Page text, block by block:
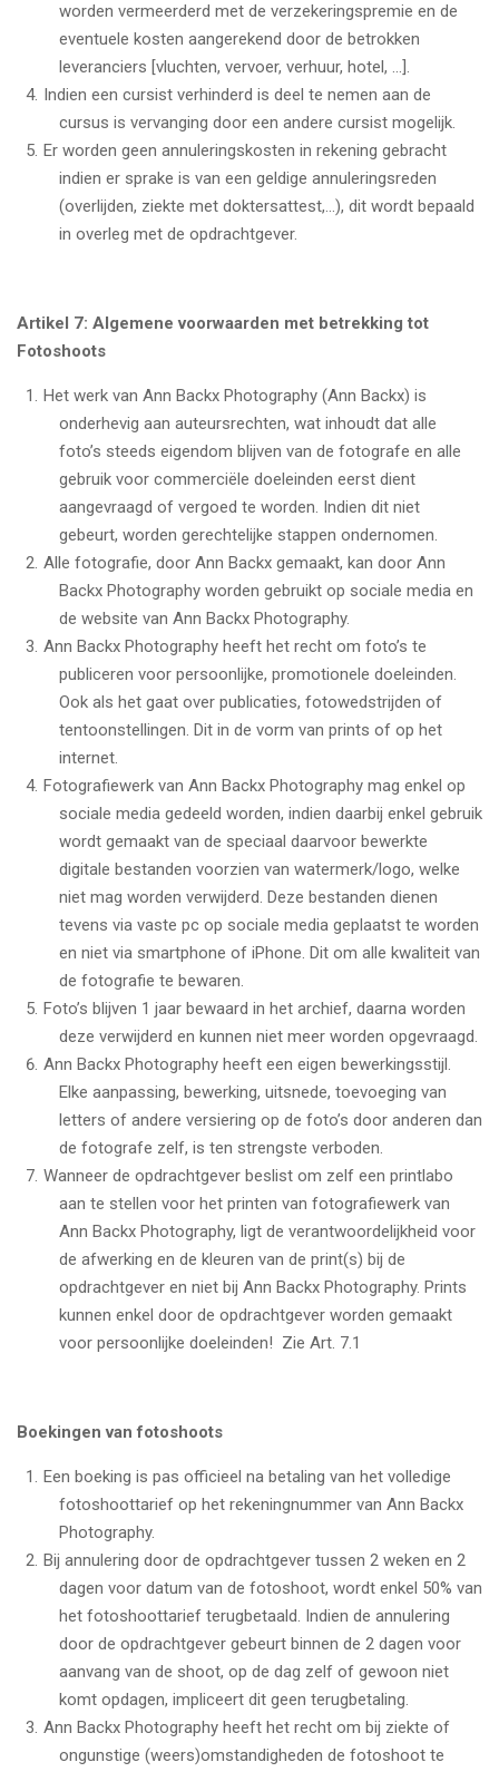
worden vermeerderd met de verzekeringspremie en de
eventuele kosten aangerekend door de betrokken
leveranciers [vluchten, vervoer, verhuur, hotel, …].
Indien een cursist verhinderd is deel te nemen aan de
cursus is vervanging door een andere cursist mogelijk.
Er worden geen annuleringskosten in rekening gebracht
indien er sprake is van een geldige annuleringsreden
(overlijden, ziekte met doktersattest,...), dit wordt bepaald
in overleg met de opdrachtgever.
Artikel 7: Algemene voorwaarden met betrekking tot
Fotoshoots
Het werk van Ann Backx Photography (Ann Backx) is
onderhevig aan auteursrechten, wat inhoudt dat alle
foto’s steeds eigendom blijven van de fotografe en alle
gebruik voor commerciële doeleinden eerst dient
aangevraagd of vergoed te worden. Indien dit niet
gebeurt, worden gerechtelijke stappen ondernomen.
Alle fotografie, door Ann Backx gemaakt, kan door Ann
Backx Photography worden gebruikt op sociale media en
de website van Ann Backx Photography.
Ann Backx Photography heeft het recht om foto’s te
publiceren voor persoonlijke, promotionele doeleinden.
Ook als het gaat over publicaties, fotowedstrijden of
tentoonstellingen. Dit in de vorm van prints of op het
internet.
Fotografiewerk van Ann Backx Photography mag enkel op
sociale media gedeeld worden, indien daarbij enkel gebruik
wordt gemaakt van de speciaal daarvoor bewerkte
digitale bestanden voorzien van watermerk/logo, welke
niet mag worden verwijderd. Deze bestanden dienen
tevens via vaste pc op sociale media geplaatst te worden
en niet via smartphone of iPhone. Dit om alle kwaliteit van
de fotografie te bewaren.
Foto’s blijven 1 jaar bewaard in het archief, daarna worden
deze verwijderd en kunnen niet meer worden opgevraagd.
Ann Backx Photography heeft een eigen bewerkingsstijl.
Elke aanpassing, bewerking, uitsnede, toevoeging van
letters of andere versiering op de foto’s door anderen dan
de fotografe zelf, is ten strengste verboden.
Wanneer de opdrachtgever beslist om zelf een printlabo
aan te stellen voor het printen van fotografiewerk van
Ann Backx Photography, ligt de verantwoordelijkheid voor
de afwerking en de kleuren van de print(s) bij de
opdrachtgever en niet bij Ann Backx Photography. Prints
kunnen enkel door de opdrachtgever worden gemaakt
voor persoonlijke doeleinden! Zie Art. 7.1
Boekingen van fotoshoots
Een boeking is pas officieel na betaling van het volledige
fotoshoottarief op het rekeningnummer van Ann Backx
Photography.
Bij annulering door de opdrachtgever tussen 2 weken en 2
dagen voor datum van de fotoshoot, wordt enkel 50% van
het fotoshoottarief terugbetaald. Indien de annulering
door de opdrachtgever gebeurt binnen de 2 dagen voor
aanvang van de shoot, op de dag zelf of gewoon niet
komt opdagen, impliceert dit geen terugbetaling.
Ann Backx Photography heeft het recht om bij ziekte of
ongunstige (weers)omstandigheden de fotoshoot te